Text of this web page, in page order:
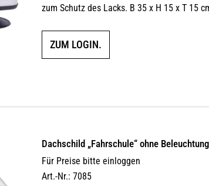
zum Schutz des Lacks. B 35 x H 15 x T 15
ZUM LOGIN.
Dachschild „Fahrschule“ ohne Beleuchtung
Für Preise bitte einloggen
Art.-Nr.: 7085